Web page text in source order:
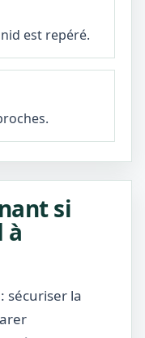
est repéré.
si
à
sécuriser la